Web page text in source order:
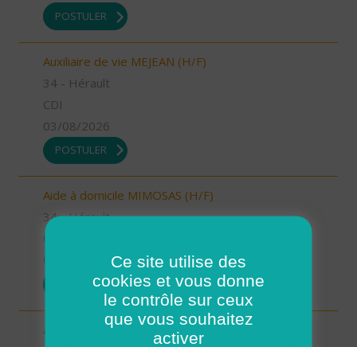
POSTULER
Auxiliaire de vie MEJEAN (H/F)
34 - Hérault
CDI
03/08/2026
POSTULER
Aide à domicile MIMOSAS (H/F)
34 - Hérault
POSTULER
Auxiliaire de vie MIMOSAS (H/F)
Ce site utilise des
cookies et vous donne
le contrôle sur ceux
que vous souhaitez
activer